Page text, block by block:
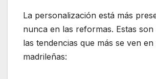
La personalización está más
nunca en las reformas. Estas son
las tendencias que más se ven en
madrileñas: